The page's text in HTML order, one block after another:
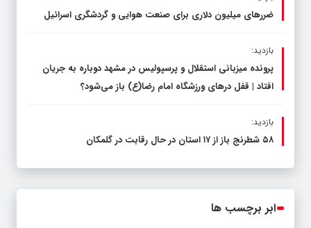
ضررهای میلیون دلاری برای صنعت هوایی و گردشگری اسرائیل
بازدید:
پرونده میزبانی استقلال و پرسپولیس در مشهد دوباره به جریان
افتاد | قفل در‌های ورزشگاه امام رضا(ع) باز می‌شود؟
بازدید:
۵۸ شطرنج‌ باز از ۱۷ استان در حال رقابت در گلمکان
ابر برچسب ها